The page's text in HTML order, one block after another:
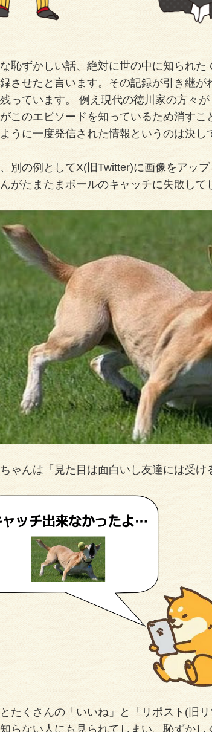
恥ずかしい話、絶対に世の中に知られ
させたと言います。その記録が引き継
っています。 例え現代の徳川家の方々
このエピソードを知っているため消すこ
うに一度発信された情報というのは決し
別の例としてX(旧Twitter)に画像をアッ
がたまたまボールのキャッチに失敗して
ゃんは「見た目は面白いし友達には受
たくさんの「いいね」と「リポスト(旧
らない人にも見られてしまい、恥ずか